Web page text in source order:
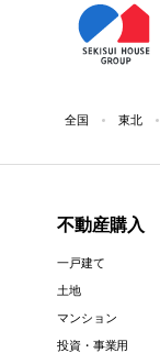
全国 東北
不動産購入
一戸建て
土地
マンション
投資・事業用